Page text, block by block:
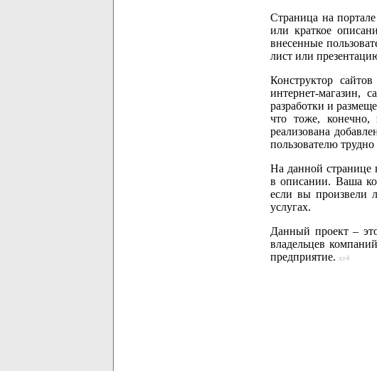
Страница на
или краткое
внесенные
лист или
Конструктор
интернет-магазин,
разработки и
что тоже, конечно,
реализована
пользователю трудно
На данной странице
в описании. Ваша
если вы произвели
услугах.
Данный проект –
владельцев
предприятие. xr4